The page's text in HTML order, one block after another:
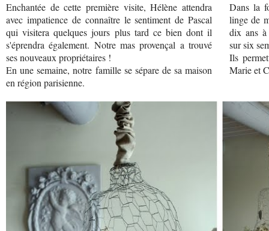
Enchantée de cette première visite, Hélène attendra
avec impatience de connaître le sentiment de Pascal
qui visitera quelques jours plus tard ce bien dont il
s'éprendra également. Notre mas provençal a trouvé
ses nouveaux propriétaires !
En une semaine, notre famille se sépare de sa maison
en région parisienne.
Dans la
linge de
dix ans à
sur six
Ils
Marie et